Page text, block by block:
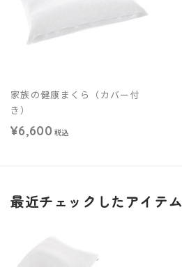
家族の健康まくら（カバー付
き）
¥6,600 税込
最近チェックしたアイテム